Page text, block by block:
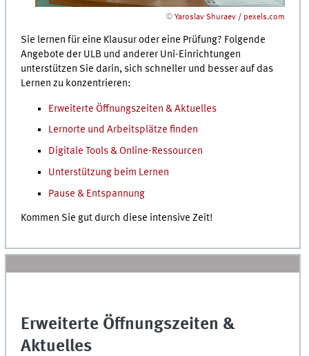
©Yaroslav Shuraev / pexels.com
Sie lernen für eine Klausur oder eine Prüfung? Folgende
Angebote der ULB und anderer Uni-Einrichtungen
unterstützen Sie darin, sich schneller und besser auf das
Lernen zu konzentrieren:
Erweiterte Öffnungszeiten & Aktuelles
Lernorte und Arbeitsplätze finden
Digitale Tools & Online-Ressourcen
Unterstützung beim Lernen
Pause & Entspannung
Kommen Sie gut durch diese intensive Zeit!
Erweiterte Öffnungszeiten &
Aktuelles